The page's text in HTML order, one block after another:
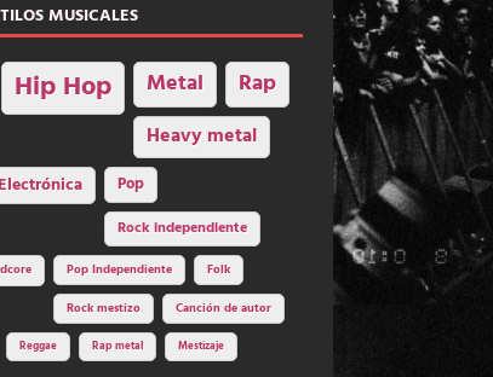
MUSICALES
Hip Hop Metal Rap
Heavy metal
Electrónica
Pop
Rock independiente
Pop Independiente Folk
Rock mestizo Canción de autor
Reggae Rap metal Mestizaje